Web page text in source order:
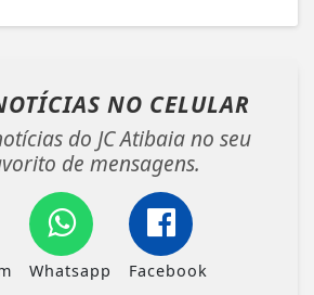
NO CELULAR
do JC Atibaia no seu
de mensagens.
Whatsapp Facebook